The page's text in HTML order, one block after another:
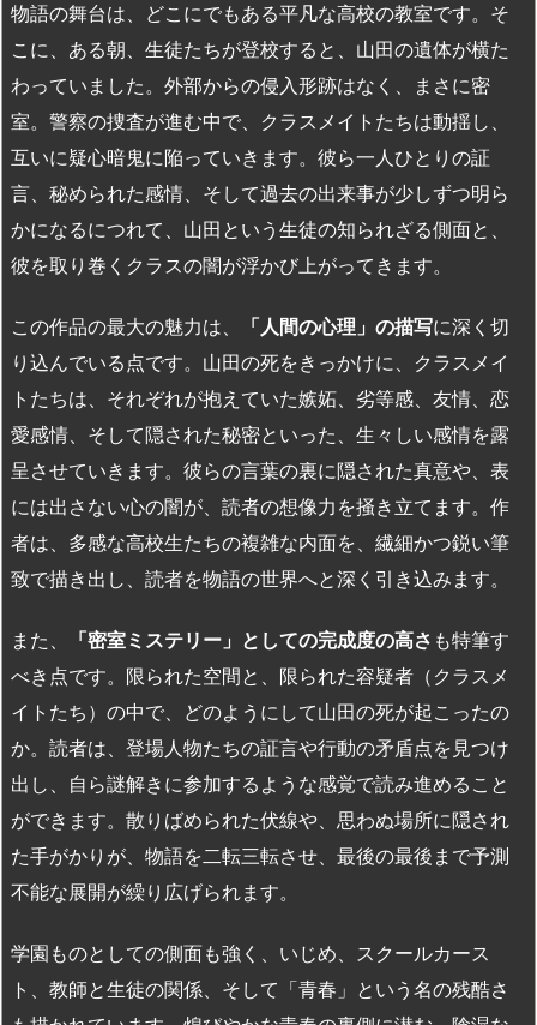
物語の舞台は、どこにでもある平凡な高校の教室です。そ
こに、ある朝、生徒たちが登校すると、山田の遺体が横た
わっていました。外部からの侵入形跡はなく、まさに密
室。警察の捜査が進む中で、クラスメイトたちは動揺し、
互いに疑心暗鬼に陥っていきます。彼ら一人ひとりの証
言、秘められた感情、そして過去の出来事が少しずつ明ら
かになるにつれて、山田という生徒の知られざる側面と、
彼を取り巻くクラスの闇が浮かび上がってきます。
この作品の最大の魅力は、 「人間の心理」の描写に深く切
り込んでいる点です。山田の死をきっかけに、クラスメイ
トたちは、それぞれが抱えていた嫉妬、劣等感、友情、恋
愛感情、そして隠された秘密といった、生々しい感情を露
呈させていきます。彼らの言葉の裏に隠された真意や、表
には出さない心の闇が、読者の想像力を掻き立てます。作
者は、多感な高校生たちの複雑な内面を、繊細かつ鋭い筆
致で描き出し、読者を物語の世界へと深く引き込みます。
また、 「密室ミステリー」としての完成度の高さ も特筆す
べき点です。限られた空間と、限られた容疑者（クラスメ
イトたち）の中で、どのようにして山田の死が起こったの
か。読者は、登場人物たちの証言や行動の矛盾点を見つけ
出し、自ら謎解きに参加するような感覚で読み進めること
ができます。散りばめられた伏線や、思わぬ場所に隠され
た手がかりが、物語を二転三転させ、最後の最後まで予測
不能な展開が繰り広げられます。
学園ものとしての側面も強く、いじめ、スクールカース
ト、教師と生徒の関係、そして「青春」という名の残酷さ